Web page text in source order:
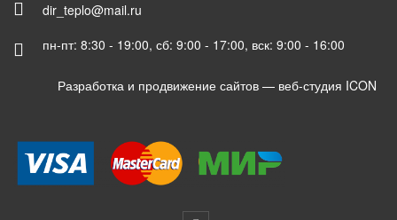
dir_teplo@mail.ru
пн-пт: 8:30 - 19:00, сб: 9:00 - 17:00, вск: 9:00 - 16:00
Разработка и продвижение сайтов — веб-студия ICON